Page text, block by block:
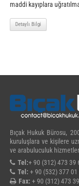
maddi kayıplara
Detaylı Bilgi
Bıçak Hukuk Bürosu,
kuruluşlara ve kişilere
ve arabuluculuk
Tel:+ 90 (312) 473 39
Tel: + 90 (532) 377 01
Fax: + 90 (312) 473